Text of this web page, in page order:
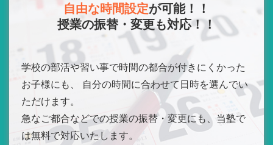
自由な時間設定が可能！！
授業の振替・変更も対応！！
学校の部活や習い事で時間の都合が付きにくかった
お子様にも、 自分の時間に合わせて日時を選んでい
ただけます。
急なご都合などでの授業の振替・変更にも、当塾で
は無料で対応いたします。